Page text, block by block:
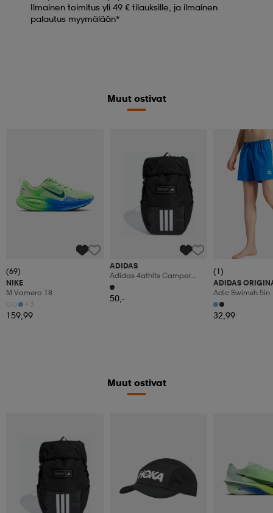
Ilmainen toimitus yli 49 € tilauksille, ja ilmainen
palautus myymälään*
Muut ostivat
(69)
NIKE
M Vomero 18
+3
159,99
ADIDAS
Adidas 4athlts Camper
Ryggsäck
50,-
(1)
ADIDAS
Adic Swimsh 5in
32,99
Muut ostivat